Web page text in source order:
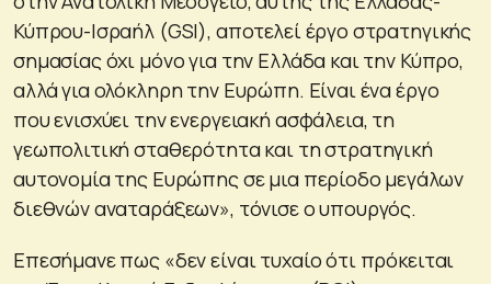
Κύπρου-Ισραήλ (GSI), αποτελεί έργο στρατηγικής
σημασίας όχι μόνο για την Ελλάδα και την Κύπρο,
αλλά για ολόκληρη την Ευρώπη. Είναι ένα έργο
που ενισχύει την ενεργειακή ασφάλεια, τη
γεωπολιτική σταθερότητα και τη στρατηγική
αυτονομία της Ευρώπης σε μια περίοδο μεγάλων
διεθνών αναταράξεων», τόνισε ο υπουργός.
Επεσήμανε πως «δεν είναι τυχαίο ότι πρόκειται